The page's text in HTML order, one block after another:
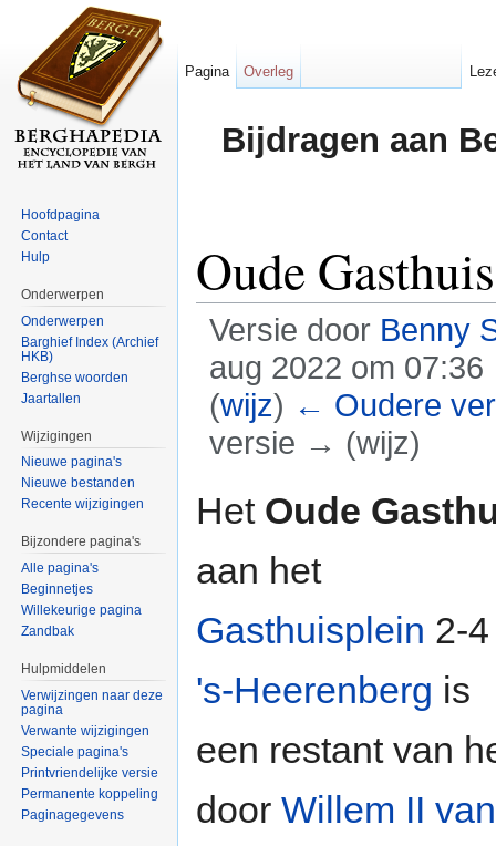
Bijdragen aan
Oude Gasthuis
Versie door Benny
aug 2022 om 07:36
(wijz) ← Oudere
versie → (wijz)
Het Oude
aan het
Gasthuisplein 2-
's-Heerenberg is
een restant van
door Willem II van
Pagina Overleg
Hoofdpagina
Contact
Hulp
Onderwerpen
Onderwerpen
Barghief Index (Archief
HKB)
Berghse woorden
Jaartallen
Wijzigingen
Nieuwe pagina's
Nieuwe bestanden
Recente wijzigingen
Bijzondere pagina's
Alle pagina's
Beginnetjes
Willekeurige pagina
Zandbak
Hulpmiddelen
Verwijzingen naar deze
pagina
Verwante wijzigingen
Speciale pagina's
Printvriendelijke versie
Permanente koppeling
Paginagegevens